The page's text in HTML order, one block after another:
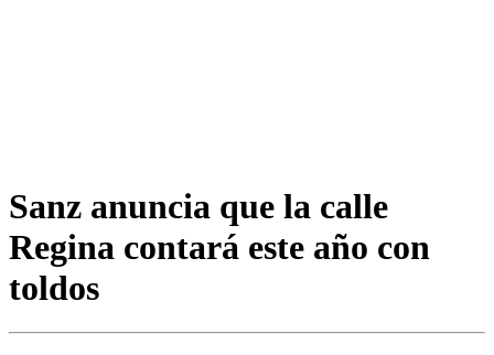
Sanz anuncia que la calle
Regina contará este año con
toldos